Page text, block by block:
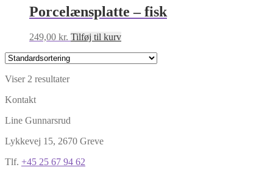
Porcelænsplatte – fisk
249,00 kr. Tilføj til kurv
Viser 2 resultater
Kontakt
Line Gunnarsrud
Lykkevej 15, 2670 Greve
Tlf. +45 25 67 94 62